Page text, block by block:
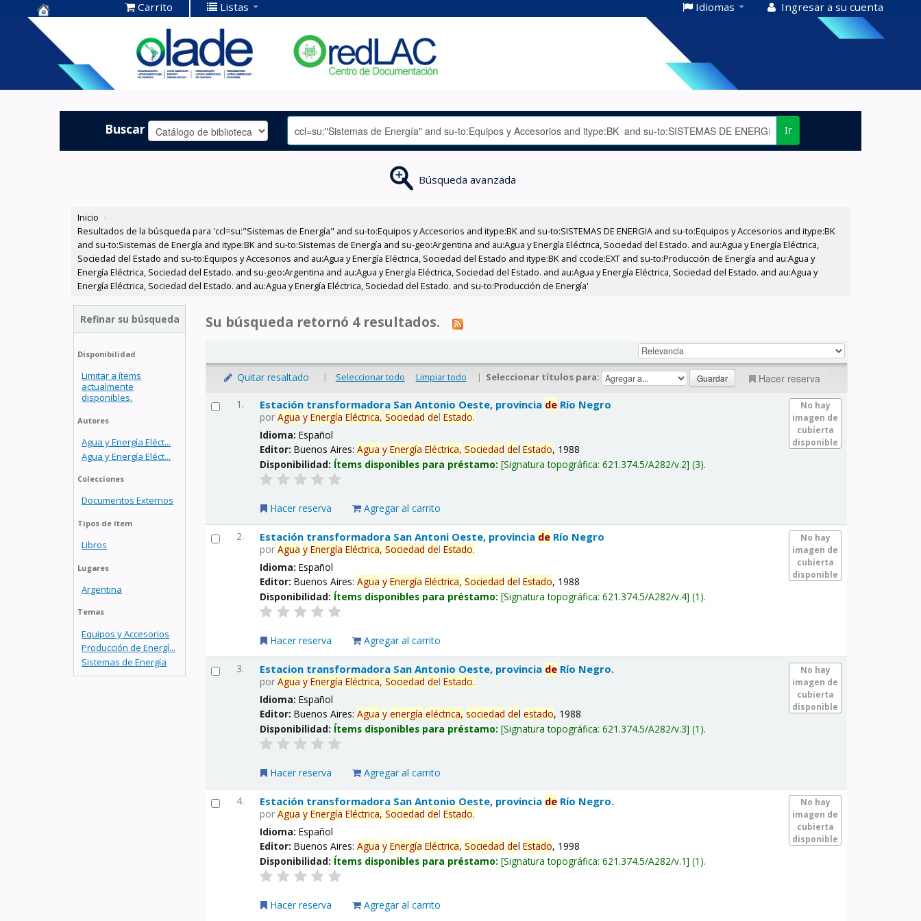
Centro de
Documentación
OLADE -
Carrito Listas Idiomas Ingresar a su cuenta
Buscar Ir
Búsqueda avanzada
Inicio ›
Resultados de la búsqueda para 'ccl=su:"Sistemas de Energía" and su-to:Equipos y Accesorios and itype:BK and su-to:SISTEMAS DE ENERGIA and su-to:Equipos y Accesorios and itype:BK
and su-to:Sistemas de Energía and itype:BK and su-to:Sistemas de Energía and su-geo:Argentina and au:Agua y Energía Eléctrica, Sociedad del Estado. and au:Agua y Energía Eléctrica,
Sociedad del Estado and su-to:Equipos y Accesorios and au:Agua y Energía Eléctrica, Sociedad del Estado and itype:BK and ccode:EXT and su-to:Producción de Energía and au:Agua y
Energía Eléctrica, Sociedad del Estado. and su-geo:Argentina and au:Agua y Energía Eléctrica, Sociedad del Estado. and au:Agua y Energía Eléctrica, Sociedad del Estado. and au:Agua y
Energía Eléctrica, Sociedad del Estado. and au:Agua y Energía Eléctrica, Sociedad del Estado. and su-to:Producción de Energía'
Refinar su búsqueda
Disponibilidad
Limitar a ítems
actualmente
disponibles.
Autores
Agua y Energía Eléct...
Agua y Energía Eléct...
Colecciones
Documentos Externos
Tipos de ítem
Libros
Lugares
Argentina
Temas
Equipos y Accesorios
Producción de Energí...
Sistemas de Energía
Su búsqueda retornó 4 resultados.
Quitar resaltado | Seleccionar todo Limpiar todo | Seleccionar títulos para: Hacer reserva
1.
No hay
imagen de
cubierta
disponible
Estación transformadora San Antonio Oeste, provincia de Río Negro
porAgua y Energía Eléctrica, Sociedad delEstado.
Idioma:Español
Editor:Buenos Aires:Agua y Energía Eléctrica, Sociedad delEstado, 1988
Disponibilidad: Ítems disponibles para préstamo: Signatura topográfica:621.374.5/A282/v.2 (3).
Hacer reserva Agregar al carrito
2.
No hay
imagen de
cubierta
disponible
Estación transformadora San Antoni Oeste, provincia de Río Negro
porAgua y Energía Eléctrica, Sociedad delEstado.
Idioma:Español
Editor:Buenos Aires:Agua y Energía Eléctrica, Sociedad delEstado, 1988
Disponibilidad: Ítems disponibles para préstamo: Signatura topográfica:621.374.5/A282/v.4 (1).
Hacer reserva Agregar al carrito
3.
No hay
imagen de
cubierta
disponible
Estacion transformadora San Antonio Oeste, provincia de Río Negro.
porAgua y Energía Eléctrica, Sociedad delEstado.
Idioma:Español
Editor:Buenos Aires:Agua y energía eléctrica, sociedad delestado, 1988
Disponibilidad: Ítems disponibles para préstamo: Signatura topográfica:621.374.5/A282/v.3 (1).
Hacer reserva Agregar al carrito
4.
No hay
imagen de
cubierta
disponible
Estación transformadora San Antonio Oeste, provincia de Río Negro.
porAgua y Energía Eléctrica, Sociedad delEstado.
Idioma:Español
Editor:Buenos Aires:Agua y Energía Eléctrica, Sociedad delEstado, 1998
Disponibilidad: Ítems disponibles para préstamo: Signatura topográfica:621.374.5/A282/v.1 (1).
Hacer reserva Agregar al carrito